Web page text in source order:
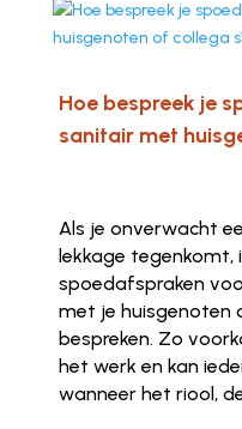
Hoe bespreek je
sanitair met
Als je onverwacht
lekkage tegenkomt,
spoedafspraken
met je huisgenoten
bespreken. Zo
het werk en kan
wanneer het riool,